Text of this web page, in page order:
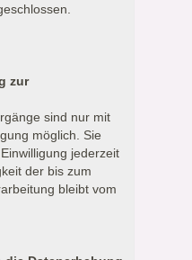
zur
sind nur mit
möglich. Sie
jederzeit
der bis zum
bleibt vom